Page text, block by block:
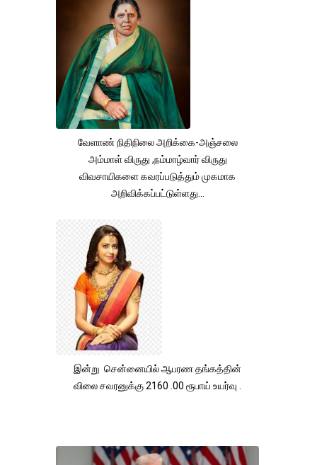
வேளாண் நிதிநிலை அறிக்கை-அஞ்சலை
அம்மாள் விருது ,நம்மாழ்வார் விருது
விவசாயிகளை கவரப்படுத்தும் முகமாக
அறிவிக்கப்பட்டுள்ளது...
இன்று சென்னையில் ஆபரண தங்கத்தின்
விலை சவரனுக்கு 2160 .00 ரூபாய் உயர்வு .